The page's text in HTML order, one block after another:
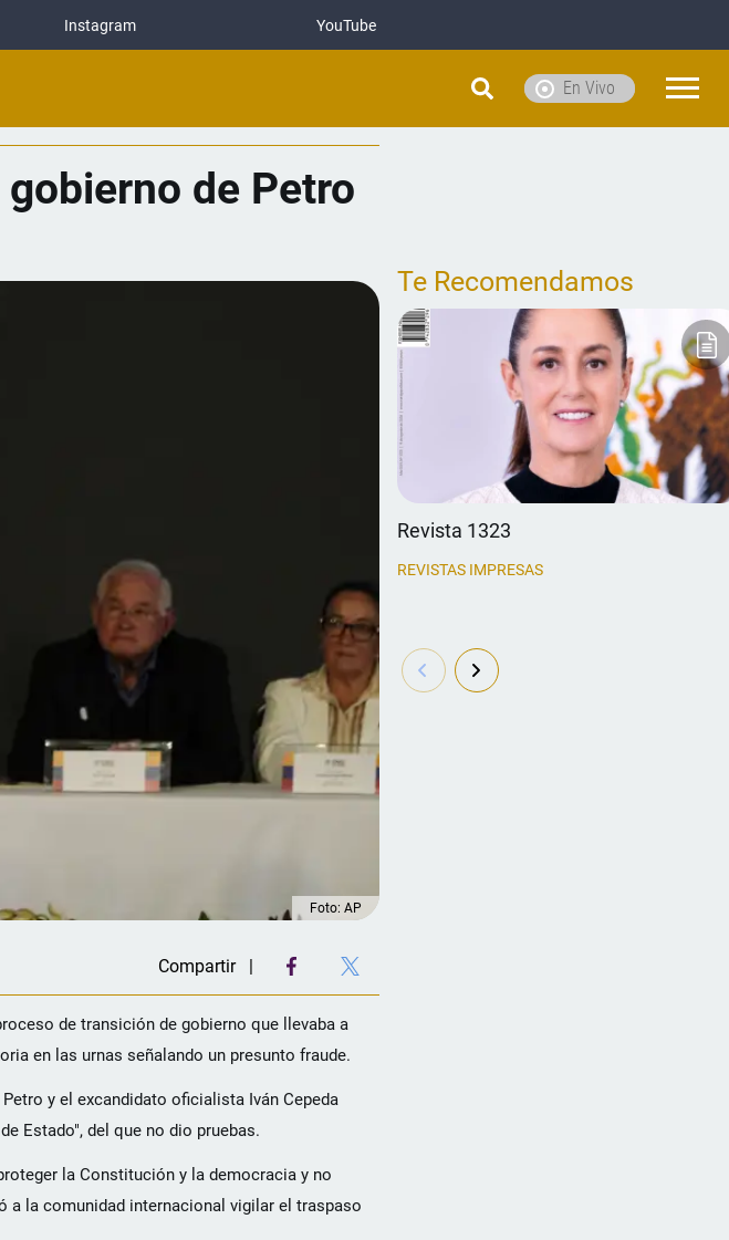
Instagram YouTube
En Vivo
de Petro
Foto: AP
Compartir
de transición de gobierno que llevaba a
en las urnas señalando un presunto fraude.
y el excandidato oficialista Iván Cepeda
Estado", del que no dio pruebas.
la Constitución y la democracia y no
a la comunidad internacional vigilar el traspaso
Te Recomendamos
Revista 1323
REVISTAS IMPRESAS